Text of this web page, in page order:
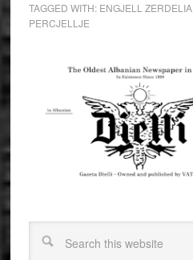
TAGGED WITH: ENGJELL ZERDELIA,
PERCJELLJE